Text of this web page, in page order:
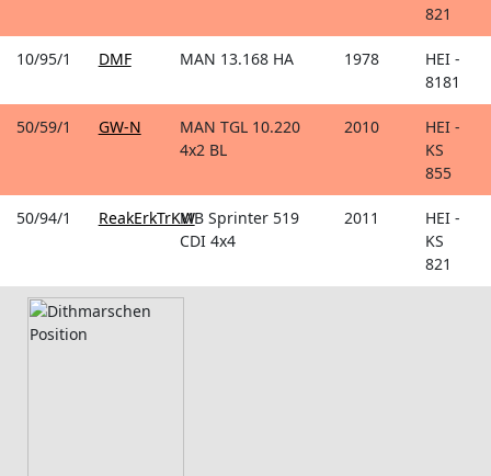
821
10/95/1 DMF MAN 13.168 HA 1978
HEI -
8181
50/59/1 GW-N
MAN TGL 10.220
4x2 BL
2010
HEI -
KS
855
50/94/1 ReakErkTrKWMB Sprinter 519
CDI 4x4
2011
HEI -
KS
821